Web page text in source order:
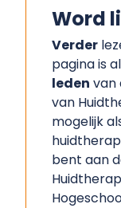
Word
Verder
pagina is
leden van
van
mogelijk
bent aan